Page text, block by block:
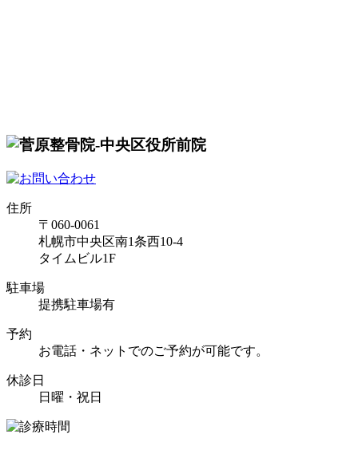
住所
〒060-0061
札幌市中央区南1条西10-4
タイムビル1F
駐車場
提携駐車場有
予約
お電話・ネットでのご予約が可能です。
休診日
日曜・祝日